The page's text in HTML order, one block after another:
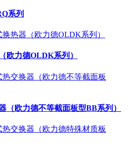
系列
欧力德OLDK系列）
（欧力德不等截面板型BB系列）